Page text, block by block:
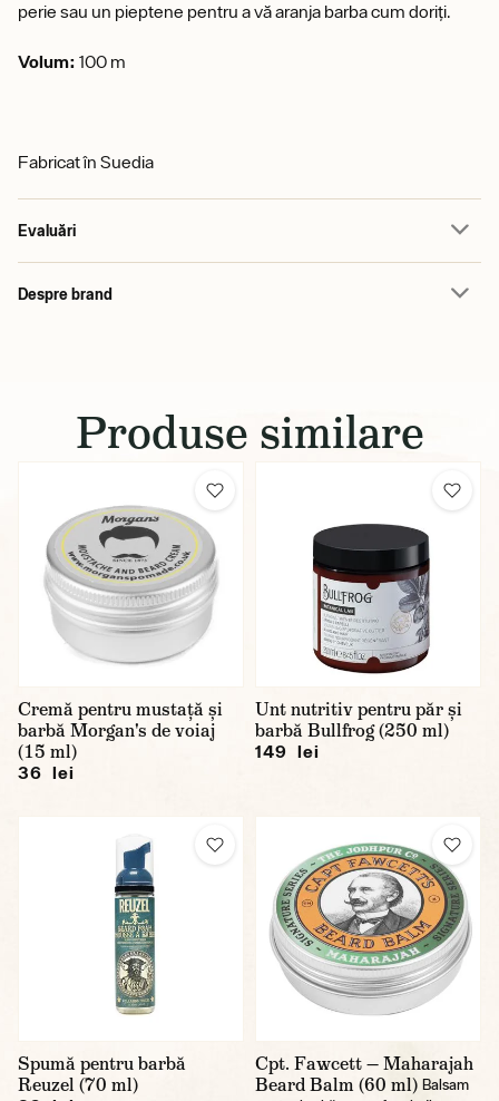
perie sau un pieptene pentru a vă aranja barba cum doriți.
Volum: 100 m
Fabricat în Suedia
Evaluări
Despre brand
Produse similare
Cremă pentru mustață și
barbă Morgan's de voiaj
(15 ml)
36 lei
Unt nutritiv pentru păr și
barbă Bullfrog (250 ml)
149 lei
Spumă pentru barbă
Reuzel (70 ml)
Cpt. Fawcett — Maharajah
Beard Balm (60 ml) Balsam